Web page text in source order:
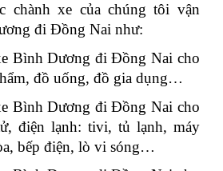
chành xe của chúng tôi vận
đi Đồng Nai như:
Bình Dương đi Đồng Nai cho
đồ uống, đồ gia dụng…
Bình Dương đi Đồng Nai cho
điện lạnh: tivi, tủ lạnh, máy
bếp điện, lò vi sóng…